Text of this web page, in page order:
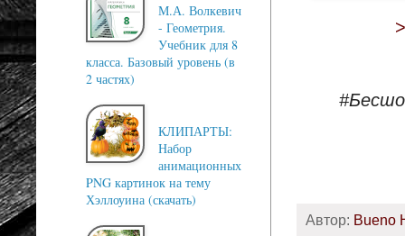
Автор: Bueno
М.А. Волкевич
- Геометрия.
Учебник для 8
класса. Базовый уровень (в
2 частях)
КЛИПАРТЫ:
Набор
анимационных
PNG картинок на тему
Хэллоуина (скачать)